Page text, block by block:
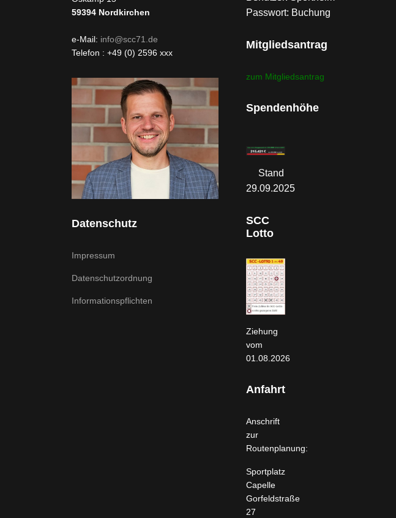
59394 Nordkirchen
e-Mail: info@scc71.de
Telefon : +49 (0) 2596 xxx
Datenschutz
Impressum
Datenschutzordnung
Informationspflichten
Passwort: Buchung
Mitgliedsantrag
zum Mitgliedsantrag
Spendenhöhe
Stand
29.09.2025
SCC
Lotto
Ziehung
vom
01.08.2026
Anfahrt
Anschrift
zur
Routenplanung:
Sportplatz
Capelle
Gorfeldstraße
27